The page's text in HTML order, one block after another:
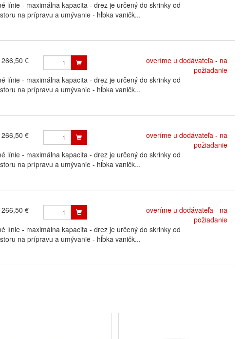
línie - maximálna kapacita - drez je určený do skrinky od
na prípravu a umývanie - hĺbka vaničk...
266,50 €
overíme u dodávateľa - na
požiadanie
línie - maximálna kapacita - drez je určený do skrinky od
na prípravu a umývanie - hĺbka vaničk...
266,50 €
overíme u dodávateľa - na
požiadanie
línie - maximálna kapacita - drez je určený do skrinky od
na prípravu a umývanie - hĺbka vaničk...
266,50 €
overíme u dodávateľa - na
požiadanie
línie - maximálna kapacita - drez je určený do skrinky od
na prípravu a umývanie - hĺbka vaničk...